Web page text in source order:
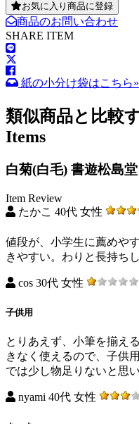
お気に入り商品に登録
商品のお問い合わせ
SHARE ITEM
紙の小分け袋はこちら»
類似商品と比較
Items
白菊(白毛) 書遊松島
Item Review
たかこ 40代 女性
値段が、小学生に薦めや
きやすい。わりと長持ち
cos 30代 女性
子供用
とりあえず、小筆を揃え
きなく使えるので、子供
では少し物足りないと思い
nyami 40代 女性